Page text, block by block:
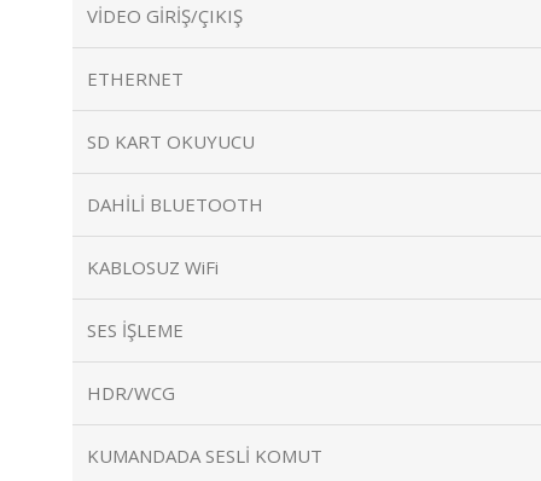
VİDEO GİRİŞ/ÇIKIŞ
ETHERNET
SD KART OKUYUCU
DAHİLİ BLUETOOTH
KABLOSUZ WiFi
SES İŞLEME
HDR/WCG
KUMANDADA SESLİ KOMUT